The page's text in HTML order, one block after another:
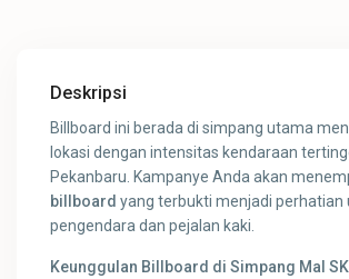
Deskripsi
Billboard ini berada di simpang utama
lokasi dengan intensitas kendaraan
Pekanbaru. Kampanye Anda akan
billboard yang terbukti menjadi perhatian
pengendara dan pejalan kaki.
Keunggulan Billboard di Simpang Mal